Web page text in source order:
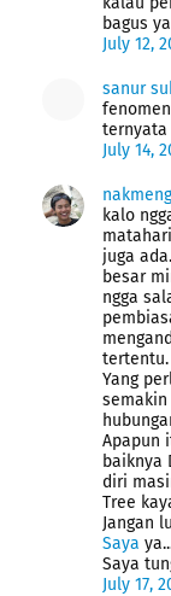
bagus
July 12,
sanur
ternyata
July 14,
kalo
juga
besar
ngga
tertentu.
Yang
Apapun
baiknya
diri
Tree
Jangan
Saya
Saya
July 17,